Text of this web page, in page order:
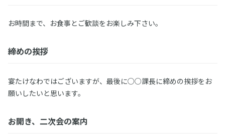
お時間まで、お食事とご歓談をお楽しみ下さい。
締めの挨拶
宴たけなわではございますが、最後に○○課長に締めの挨拶をお
願いしたいと思います。
お開き、二次会の案内